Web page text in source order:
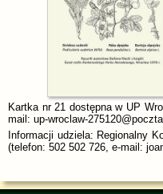
Kartka nr 21 dostępna w UP
mail: up-wroclaw-
Informacji udziela: Regionalny
(telefon: 502 502 726, e-mail: